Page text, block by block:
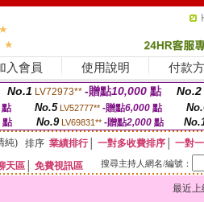
入會員 使用說明 付款
No.1 LV72973** -贈點10,000 點 No.2
No.5 LV52777** -贈點6,000點
點 No.9 LV69831** -贈點2,000點
純) 排序 業績排行│ 一對多收費排序
一對
天區 免費視訊區 搜尋主持人網名/編號：
最近上